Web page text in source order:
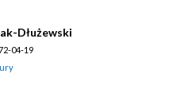
Dłużewski
04-19